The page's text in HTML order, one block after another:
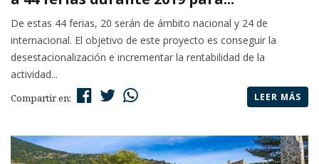
De estas 44 ferias, 20 serán de ámbito nacional y 24 de
internacional. El objetivo de este proyecto es conseguir la
desestacionalización e incrementar la rentabilidad de la
actividad...
Compartir en: LEER MÁS